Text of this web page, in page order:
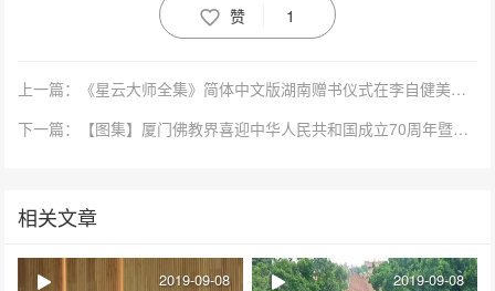
赞 1
上一篇：《星云大师全集》简体中文版湖南赠书仪式在李自健美术馆隆重举行
下一篇：【图集】厦门佛教界喜迎中华人民共和国成立70周年暨四爱主题图片展揭幕
相关文章
2019-09-08 2019-09-08